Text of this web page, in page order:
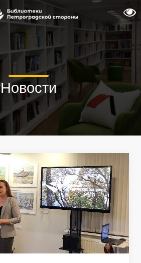
Новости